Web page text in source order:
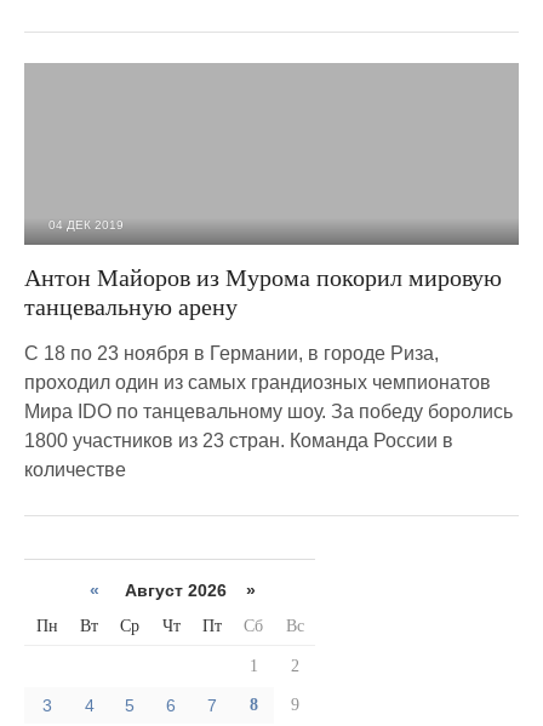
04 ДЕК 2019
Антон Майоров из Мурома покорил мировую
танцевальную арену
С 18 по 23 ноября в Германии, в городе Риза,
проходил один из самых грандиозных чемпионатов
Мира IDO по танцевальному шоу. За победу боролись
1800 участников из 23 стран. Команда России в
количестве
« Август 2026 »
Пн Вт Ср Чт Пт Сб Вс
1 2
3 4 5 6 7 8 9